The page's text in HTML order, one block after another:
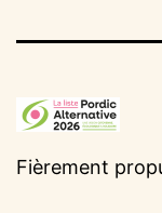
Fièrement